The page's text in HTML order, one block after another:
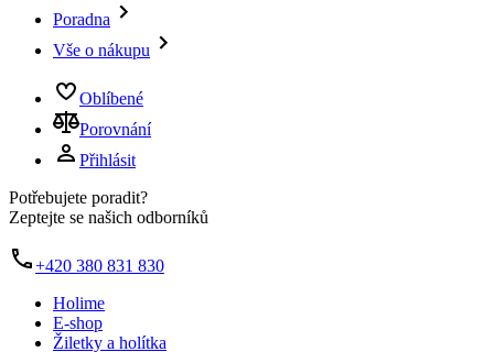
Poradna
Vše o nákupu
Oblíbené
Porovnání
Přihlásit
Potřebujete poradit?
Zeptejte se našich odborníků
+420 380 831 830
Holime
E-shop
Žiletky a holítka